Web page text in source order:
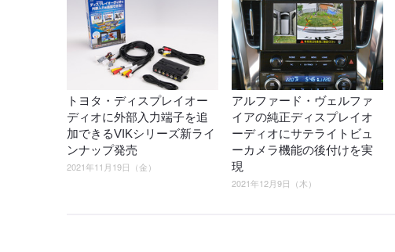
トヨタ・ディスプレイオー
ディオに外部入力端子を追
加できるVIKシリーズ新ライ
ンナップ発売
2021年11月19日（金）
アルファード・ヴェルファ
イアの純正ディスプレイオ
ーディオにサテライトビュ
ーカメラ機能の後付けを実
現
2021年12月9日（木）